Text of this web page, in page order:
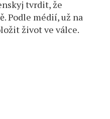
tvrdit, že
Podle médií, už na
život ve válce.